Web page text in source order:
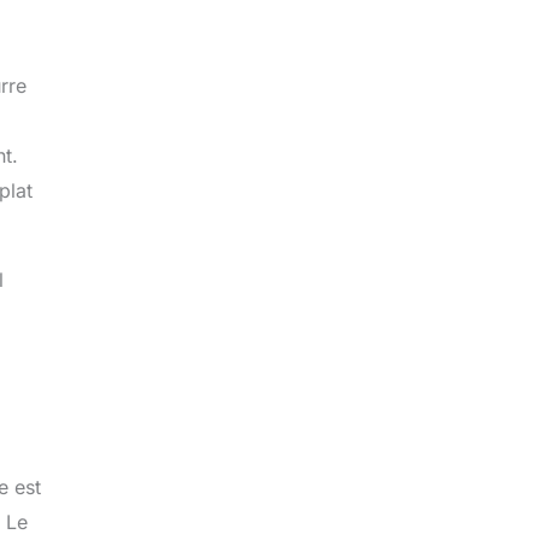
est
Le